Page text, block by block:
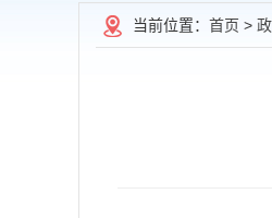
当前位置： 首页 >